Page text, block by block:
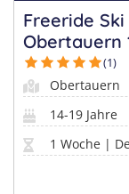
Freeride
Obertauern
(1)
Obertauern
14-19 Jahre
1 Woche |